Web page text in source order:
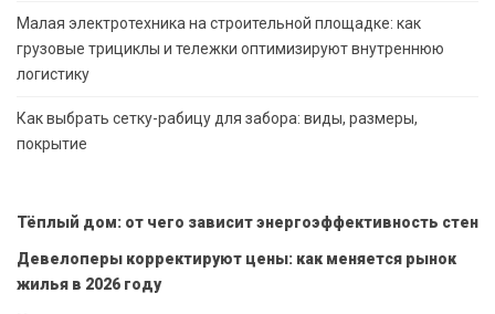
Малая электротехника на строительной площадке: как
грузовые трициклы и тележки оптимизируют внутреннюю
логистику
Как выбрать сетку-рабицу для забора: виды, размеры,
покрытие
Тёплый дом: от чего зависит энергоэффективность стен
Девелоперы корректируют цены: как меняется рынок
жилья в 2026 году